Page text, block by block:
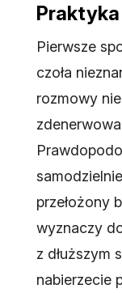
Pierwsze
czoła
rozmowy
przełożony
wyznaczy
z dłuższym
nabierzecie